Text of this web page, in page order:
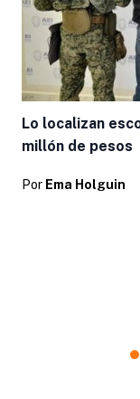
Lo localizan
millón de pesos
Por Ema Holguin